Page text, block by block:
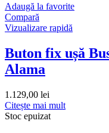
Adaugă la favorite
Compară
Vizualizare rapidă
Buton fix ușă
Alama
1.129,00 lei
Citește mai mult
Stoc epuizat